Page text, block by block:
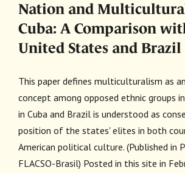
Nation and
Cuba: A Comparison
United States and Brazil
This paper defines multiculturalism as
concept among opposed ethnic groups
in Cuba and Brazil is understood as
position of the states' elites in both
American political culture. (Published in
FLACSO-Brasil) Posted in this site in